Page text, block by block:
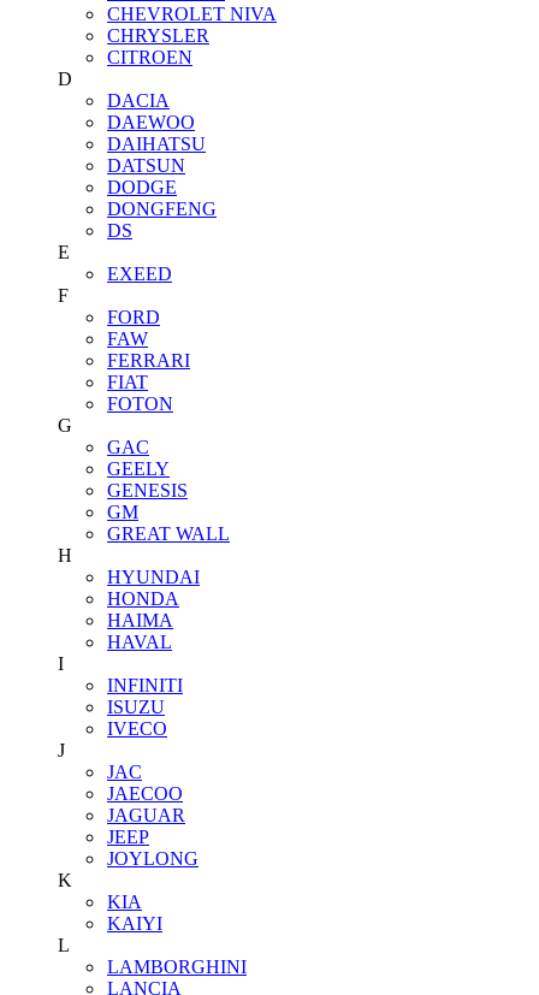
CHEVROLET NIVA
CHRYSLER
CITROEN
D
DACIA
DAEWOO
DAIHATSU
DATSUN
DODGE
DONGFENG
DS
E
EXEED
F
FORD
FAW
FERRARI
FIAT
FOTON
G
GAC
GEELY
GENESIS
GM
GREAT WALL
H
HYUNDAI
HONDA
HAIMA
HAVAL
I
INFINITI
ISUZU
IVECO
J
JAC
JAECOO
JAGUAR
JEEP
JOYLONG
K
KIA
KAIYI
L
LAMBORGHINI
LANCIA